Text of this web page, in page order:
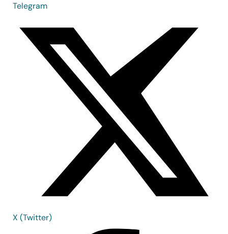
Telegram
X (Twitter)